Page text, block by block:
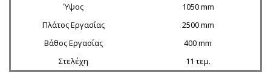
Ύψος
1050 mm
Πλάτος Εργασίας
2500 mm
Βάθος Εργασίας
400 mm
Στελέχη
11 τεμ.